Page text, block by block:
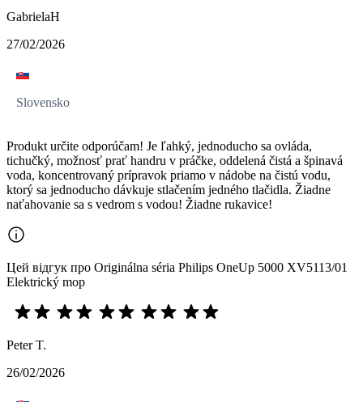
GabrielaH
27/02/2026
Slovensko
Produkt určite odporúčam! Je ľahký, jednoducho sa ovláda,
tichučký, možnosť prať handru v práčke, oddelená čistá a špinavá
voda, koncentrovaný prípravok priamo v nádobe na čistú vodu,
ktorý sa jednoducho dávkuje stlačením jedného tlačidla. Žiadne
naťahovanie sa s vedrom s vodou! Žiadne rukavice!
Цей відгук про Originálna séria Philips OneUp 5000 XV5113/01
Elektrický mop
Peter T.
26/02/2026